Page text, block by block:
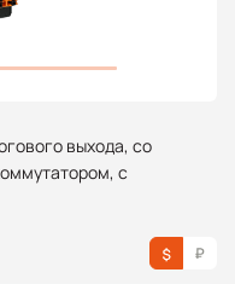
выхода, со
с